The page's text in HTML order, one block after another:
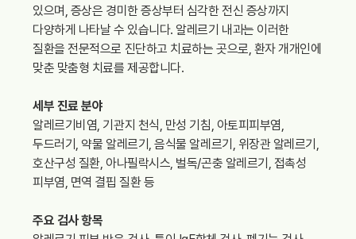
대리처방
있으며, 증상은 경미한 증상부터 심각한 전신 증상까지
다양하게 나타날 수 있습니다. 알레르기 내과는 이러한
질환을 전문적으로 진단하고 치료하는 곳으로, 환자 개개인에
맞춘 맞춤형 치료를 제공합니다.
세부 진료 분야
알레르기비염, 기관지 천식, 만성 기침, 아토피피부염,
두드러기, 약물 알레르기, 음식물 알레르기, 위장관 알레르기,
호산구성 질환, 아나필락시스, 벌독/곤충 알레르기, 접촉성
피부염, 면역 결핍 질환 등
주요 검사 항목